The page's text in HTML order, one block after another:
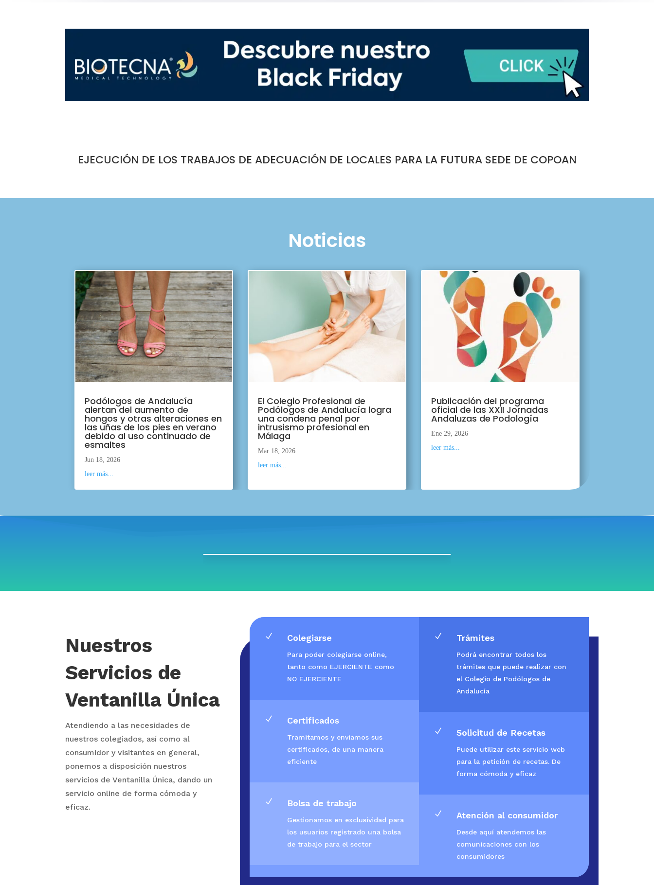
EJECUCIÓN DE LOS TRABAJOS DE ADECUACIÓN DE LOCALES PARA LA FUTURA SEDE DE COPOAN
Noticias
Podólogos de Andalucía
alertan del aumento de
hongos y otras alteraciones en
las uñas de los pies en verano
debido al uso continuado de
esmaltes
Jun 18, 2026
leer más...
El Colegio Profesional de
Podólogos de Andalucía logra
una condena penal por
intrusismo profesional en
Málaga
Mar 18, 2026
leer más...
Publicación del programa
oficial de las XXII Jornadas
Andaluzas de Podología
Ene 29, 2026
leer más...
Nuestros
Servicios de
Ventanilla Única
Atendiendo a las necesidades de
nuestros colegiados, así como al
consumidor y visitantes en general,
ponemos a disposición nuestros
servicios de Ventanilla Única, dando un
servicio online de forma cómoda y
eficaz.
N Colegiarse
Para poder colegiarse online,
tanto como EJERCIENTE como
NO EJERCIENTE
N Certificados
Tramitamos y enviamos sus
certificados, de una manera
eficiente
N Bolsa de trabajo
Gestionamos en exclusividad para
los usuarios registrado una bolsa
de trabajo para el sector
N Trámites
Podrá encontrar todos los
trámites que puede realizar con
el Colegio de Podólogos de
Andalucía
N Solicitud de Recetas
Puede utilizar este servicio web
para la petición de recetas. De
forma cómoda y eficaz
N Atención al consumidor
Desde aquí atendemos las
comunicaciones con los
consumidores